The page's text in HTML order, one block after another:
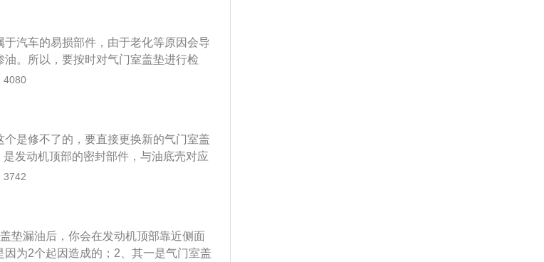
年份过长或者行驶的里程过长时，气门
室盖的注意事项：发动机气门室盖主要
万公里时，应对其进行检查，如有磨损
汽车的易损部件，由于老化等原因会导
。所以，要按时对气门室盖垫进行检
防止漏油。车辆每行驶2万公里时，应
漏油的原因主要有两个，一个是装配工
装配工艺不好：如果气门室在装配时出
从而导致漏油，这种情况要对其重新装
室盖垫老化：当汽车购买年份过长或者
现象，这种情况只需重新更换气门室盖
4080
是修不了的，要直接更换新的气门室盖
发动机顶部的密封部件，与油底壳对应
时，润滑油不会外泄；2、气缸盖与气
烧；3、最上部的气门室盖，下面的是
底壳。
3742
垫漏油后，你会在发动机顶部靠近侧面
为2个起因造成的；2、其一是气门室盖